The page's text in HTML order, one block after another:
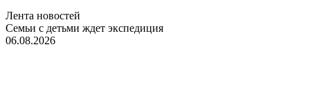
Лента новостей
Семьи с детьми ждет экспедиция
06.08.2026